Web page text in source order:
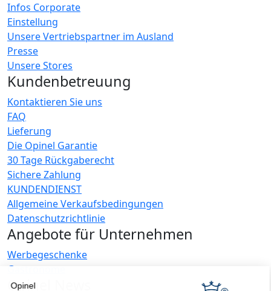
Opinel
Infos Corporate
Einstellung
Unsere Vertriebspartner im Ausland
Presse
Unsere Stores
Kundenbetreuung
Kontaktieren Sie uns
FAQ
Lieferung
Die Opinel Garantie
30 Tage Rückgaberecht
Sichere Zahlung
KUNDENDIENST
Allgemeine Verkaufsbedingungen
Datenschutzrichtlinie
Angebote für Unternehmen
Werbegeschenke
Gastronome
Opinel News